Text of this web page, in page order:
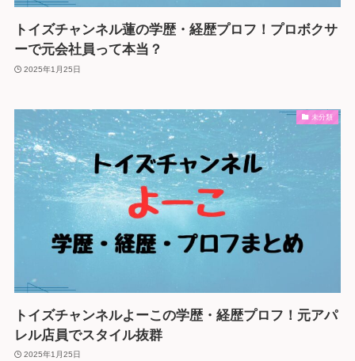
トイズチャンネル蓮の学歴・経歴プロフ！プロボクサ
ーで元会社員って本当？
2025年1月25日
未分類
トイズチャンネルよーこの学歴・経歴プロフ！元アパ
レル店員でスタイル抜群
2025年1月25日